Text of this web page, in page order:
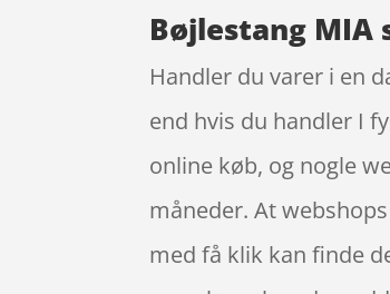
Bøjlestang MIA
Handler du varer i en
end hvis du handler I
online køb, og nogle
måneder. At
med få klik kan finde